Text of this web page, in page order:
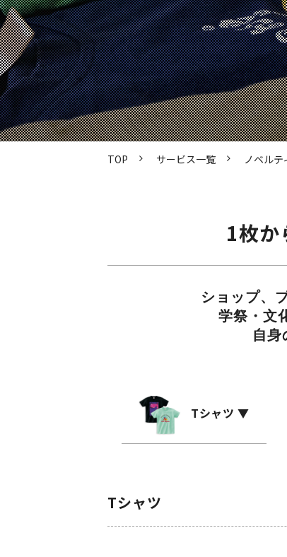
TOP サービス一覧 ノベルテ
1枚か
ショップ、
学祭・文
自
Tシャツ ▼
Tシャツ